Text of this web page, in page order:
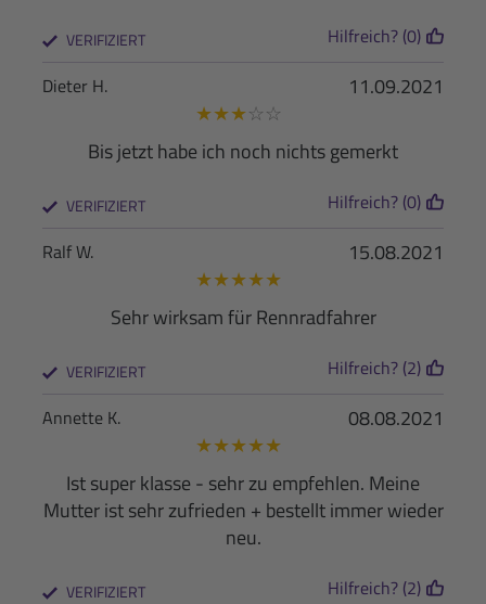
VERIFIZIERT Hilfreich? (0)
11.09.2021
Dieter H.
★★★☆☆
Bis jetzt habe ich noch nichts gemerkt
VERIFIZIERT Hilfreich? (0)
15.08.2021
Ralf W.
★★★★★
Sehr wirksam für Rennradfahrer
VERIFIZIERT Hilfreich? (2)
08.08.2021
Annette K.
★★★★★
Ist super klasse - sehr zu empfehlen. Meine
Mutter ist sehr zufrieden + bestellt immer wieder
neu.
VERIFIZIERT Hilfreich? (2)